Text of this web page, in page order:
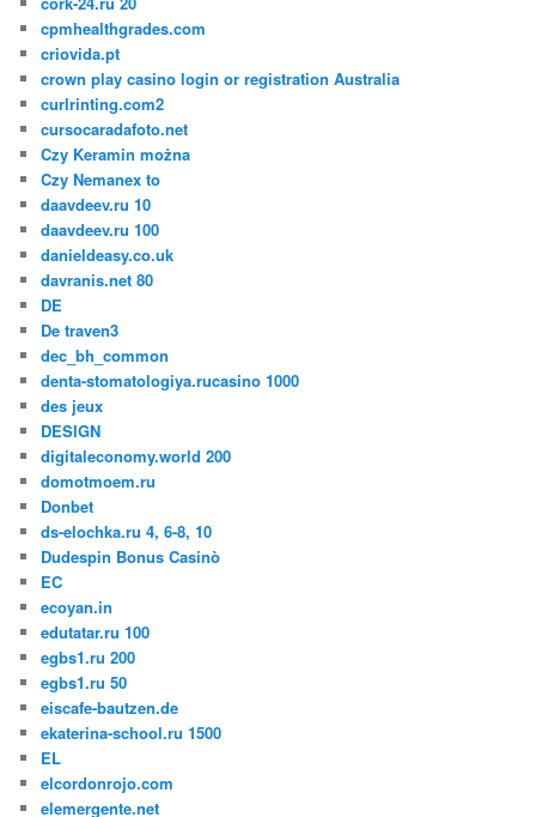
cpmhealthgrades.com
criovida.pt
crown play casino login or registration Australia
curlrinting.com2
cursocaradafoto.net
Czy Keramin można
Czy Nemanex to
daavdeev.ru 10
daavdeev.ru 100
danieldeasy.co.uk
davranis.net 80
DE
De traven3
dec_bh_common
denta-stomatologiya.rucasino 1000
des jeux
DESIGN
digitaleconomy.world 200
domotmoem.ru
Donbet
ds-elochka.ru 4, 6-8, 10
Dudespin Bonus Casinò
EC
ecoyan.in
edutatar.ru 100
egbs1.ru 200
egbs1.ru 50
eiscafe-bautzen.de
ekaterina-school.ru 1500
EL
elcordonrojo.com
elemergente.net